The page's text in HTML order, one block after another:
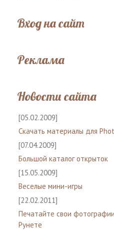
Вход на сайт
Реклама
Новости сайта
[05.02.2009]
Скачать материалы для
[07.04.2009]
Большой каталог открыток
[15.05.2009]
Веселые мини-игры
[22.02.2011]
Печатайте свои
Рунете